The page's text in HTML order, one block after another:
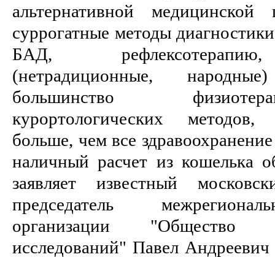
альтернативной
суррогатные методы
БАД,
(нетрадиционные,
большинство
курортологических методов,
больше, чем все
наличный расчет из кошелька
заявляет известный
председатель
организации "Общество
исследований" Павел